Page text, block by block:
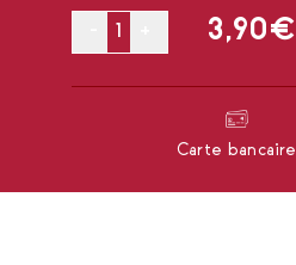
3,90€
Carte bancaire